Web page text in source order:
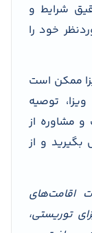
شرایط و
خود را
ممکن است
توصیه
و مشاوره از
بگیرید و از
اقامت‌های
توریستی،